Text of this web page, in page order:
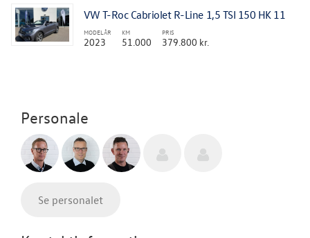
VW T-Roc Cabriolet R-Line 1,5 TSI 150 HK 11
MODELÅR
2023
KM
51.000
PRIS
379.800 kr.
Personale
Se personalet